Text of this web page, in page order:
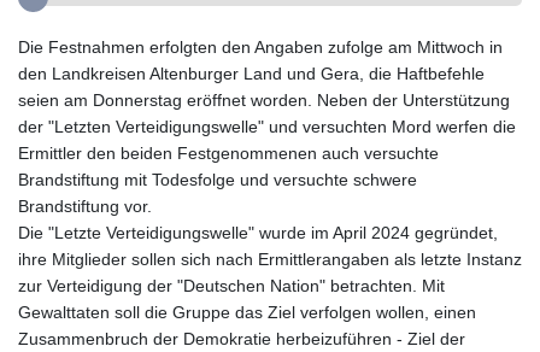
Die Festnahmen erfolgten den Angaben zufolge am Mittwoch in
den Landkreisen Altenburger Land und Gera, die Haftbefehle
seien am Donnerstag eröffnet worden. Neben der Unterstützung
der "Letzten Verteidigungswelle" und versuchten Mord werfen die
Ermittler den beiden Festgenommenen auch versuchte
Brandstiftung mit Todesfolge und versuchte schwere
Brandstiftung vor.
Die "Letzte Verteidigungswelle" wurde im April 2024 gegründet,
ihre Mitglieder sollen sich nach Ermittlerangaben als letzte Instanz
zur Verteidigung der "Deutschen Nation" betrachten. Mit
Gewalttaten soll die Gruppe das Ziel verfolgen wollen, einen
Zusammenbruch der Demokratie herbeizuführen - Ziel der